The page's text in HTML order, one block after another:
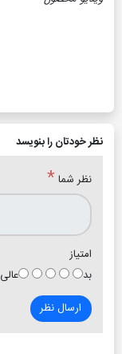
نظر خودتان را بنویسد
نظر شما *
امتیاز
بد
عالی
ارسال نظر